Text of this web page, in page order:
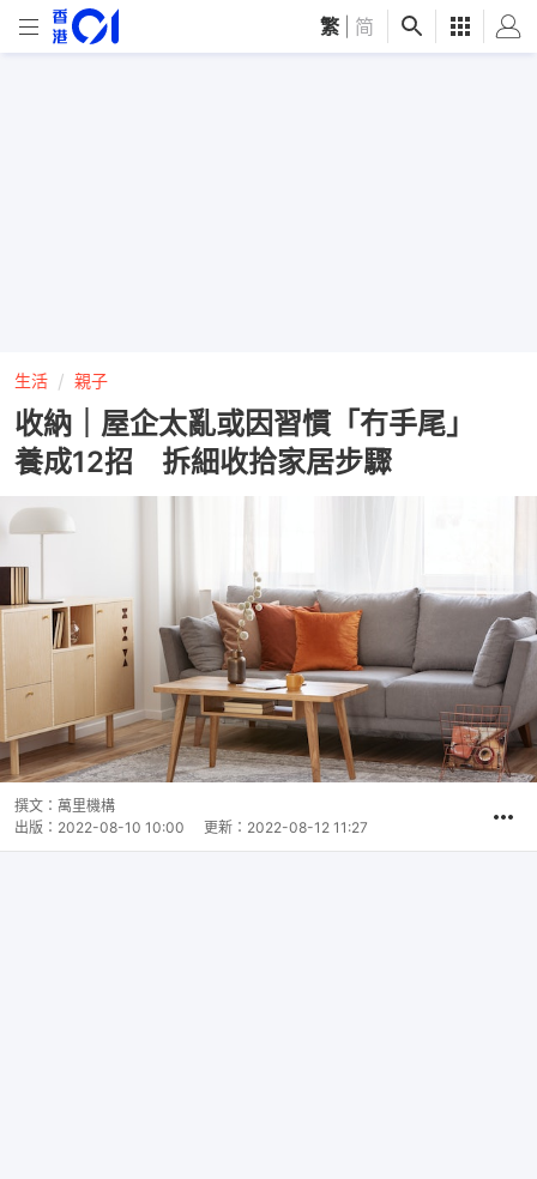
繁 简
生活 親子
收納｜屋企太亂或因習慣「冇手尾」
養成12招 拆細收拾家居步驟
撰文： 萬里機構
出版： 2022-08-10 10:00 更新： 2022-08-12 11:27